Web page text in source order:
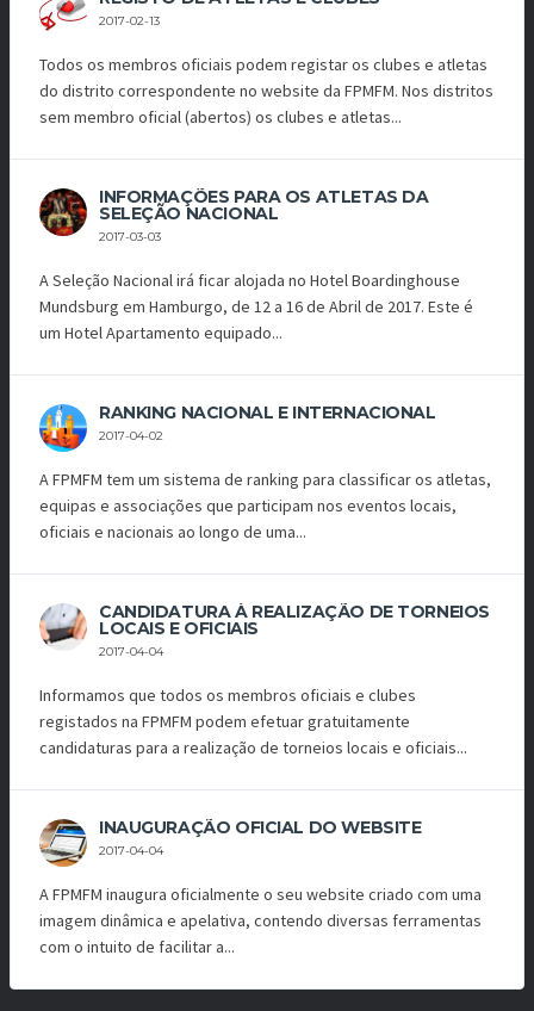
2017-02-13
Todos os membros oficiais podem registar os clubes e atletas
do distrito correspondente no website da FPMFM. Nos distritos
sem membro oficial (abertos) os clubes e atletas...
INFORMAÇÕES PARA OS ATLETAS DA
SELEÇÃO NACIONAL
2017-03-03
A Seleção Nacional irá ficar alojada no Hotel Boardinghouse
Mundsburg em Hamburgo, de 12 a 16 de Abril de 2017. Este é
um Hotel Apartamento equipado...
RANKING NACIONAL E INTERNACIONAL
2017-04-02
A FPMFM tem um sistema de ranking para classificar os atletas,
equipas e associações que participam nos eventos locais,
oficiais e nacionais ao longo de uma...
CANDIDATURA À REALIZAÇÃO DE TORNEIOS
LOCAIS E OFICIAIS
2017-04-04
Informamos que todos os membros oficiais e clubes
registados na FPMFM podem efetuar gratuitamente
candidaturas para a realização de torneios locais e oficiais...
INAUGURAÇÃO OFICIAL DO WEBSITE
2017-04-04
A FPMFM inaugura oficialmente o seu website criado com uma
imagem dinâmica e apelativa, contendo diversas ferramentas
com o intuito de facilitar a...